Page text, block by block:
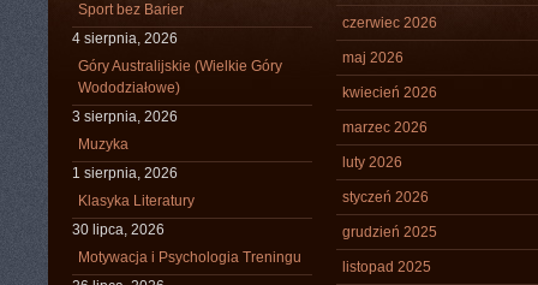
Sport bez Barier
4 sierpnia, 2026
Góry Australijskie (Wielkie Góry
Wododziałowe)
3 sierpnia, 2026
Muzyka
1 sierpnia, 2026
Klasyka Literatury
30 lipca, 2026
Motywacja i Psychologia Treningu
czerwiec 2026
maj 2026
kwiecień 2026
marzec 2026
luty 2026
styczeń 2026
grudzień 2025
listopad 2025